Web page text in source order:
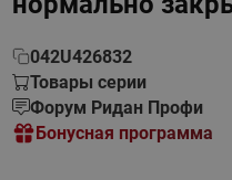
042U426832
Товары серии
Форум Ридан Профи
Бонусная программа